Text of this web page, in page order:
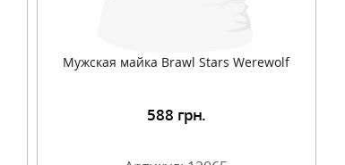
Мужская майка Brawl Stars Werewolf
588 грн.